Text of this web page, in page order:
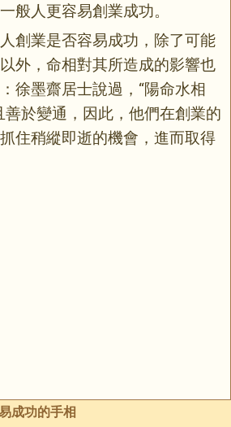
般人更容易創業成功。
創業是否容易成功，除了可能
外，命相對其所造成的影響也
徐墨齋居士說過，“陽命水相
善於變通，因此，他們在創業的
住稍縱即逝的機會，進而取得
成功的手相